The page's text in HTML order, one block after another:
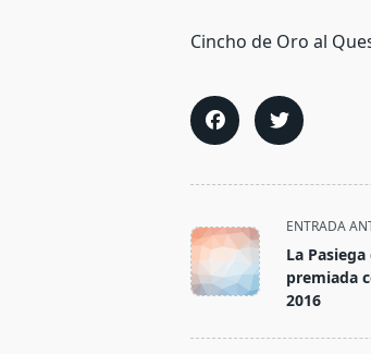
Cincho de Oro al
<span
class="nav-
subtitle
screen-
ENTRADA
La
premiada
2016